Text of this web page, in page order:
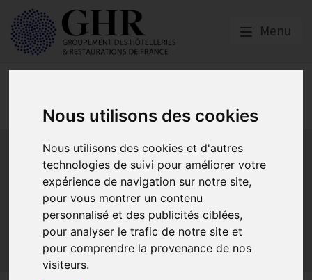
Nous utilisons des cookies
Nous utilisons des cookies et d'autres
technologies de suivi pour améliorer votre
expérience de navigation sur notre site,
pour vous montrer un contenu
personnalisé et des publicités ciblées,
pour analyser le trafic de notre site et
pour comprendre la provenance de nos
visiteurs.
Menu
COVID-19
Activité partielle Social Banques
Assurances
Plan Relance Tourisme
Economie de trésorerie
Communication GNI
Sacem
Titres restaurant
Initiatives
Réglementation Fonds de Solidarité
Urssaf La reprise
Aides de l’état
Relations clients & OTA
Agirc-Arrco
Discothèques
Pass sanitaire/vaccinal
Plan de relance